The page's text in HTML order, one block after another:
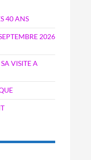
40 ANS
2026
VISITE A